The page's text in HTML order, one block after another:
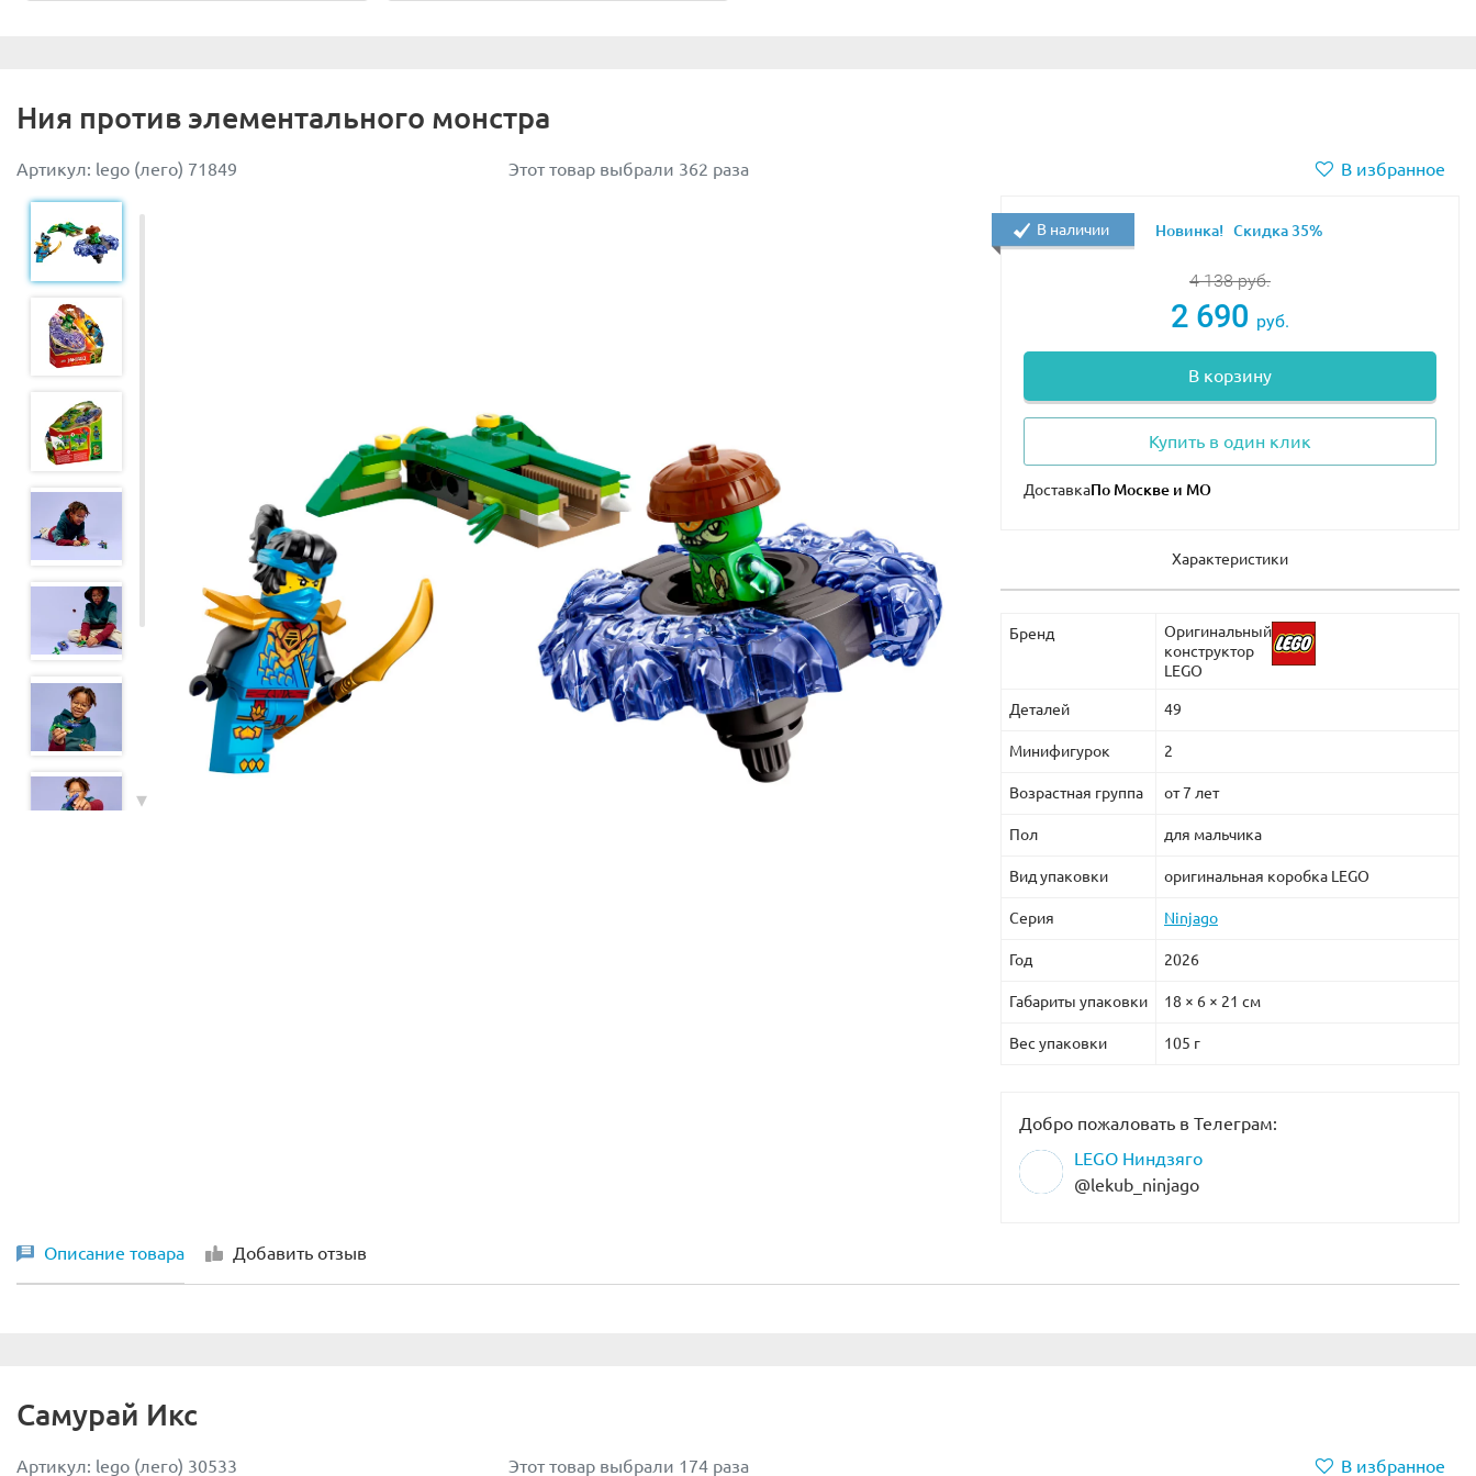
Ния против элементального монстра
Артикул: lego (лего) 71849 Этот товар выбрали 362 раза В избранное
4 138руб.
2 690 руб.
В корзину
Купить в один клик
Доставка
В наличии Новинка! Скидка 35%
Характеристики
Бренд
Оригинальный
конструктор
LEGO
Деталей 49
Минифигурок 2
Возрастная группа от 7 лет
Пол для мальчика
Вид упаковки оригинальная коробка LEGO
Серия Ninjago
Год 2026
Габариты упаковки 18 × 6 × 21 см
Вес упаковки 105 г
Добро пожаловать в Телеграм:
LEGO Ниндзяго
@lekub_ninjago
Описание товара Добавить отзыв
Самурай Икс
Артикул: lego (лего) 30533 Этот товар выбрали 174 раза В избранное